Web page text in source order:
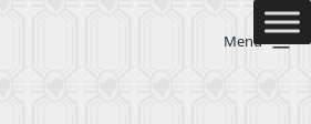
Menu